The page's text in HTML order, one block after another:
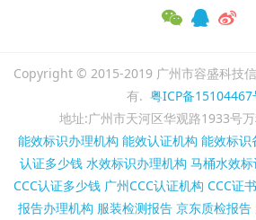
Copyright © 2015-2019 广州市容盛科技
有. 粤ICP备15104467
地址:广州市天河区华观路1933号
能效标识办理机构 能效认证机构 能效标识
认证多少钱 水效标识办理机构 马桶水效
CCC认证多少钱 广州CCC认证机构 CCC证
报告办理机构 服装检测报告 京东质检报告